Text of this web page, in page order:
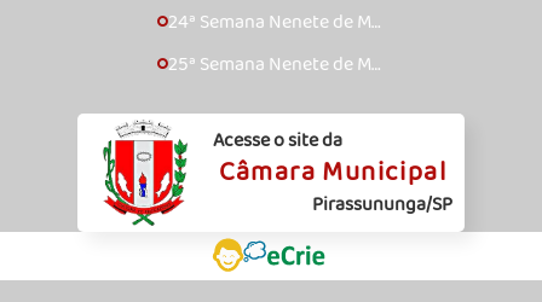
🞇24ª Semana Nenete de Mú
🞇25ª Semana Nenete de Mú
Acesse o site da
Câmara Municipal
Pirassununga/SP